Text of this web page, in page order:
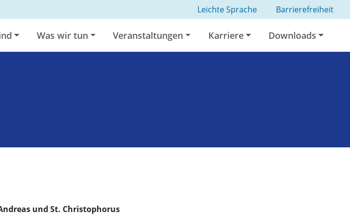
Leichte Sprache Barrierefreiheit
Was wir tun Veranstaltungen Karriere Downloads
und St. Christophorus